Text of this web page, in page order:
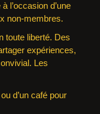
l’occasion d’une
non-membres.
toute liberté. Des
expériences,
Les
d’un café pour